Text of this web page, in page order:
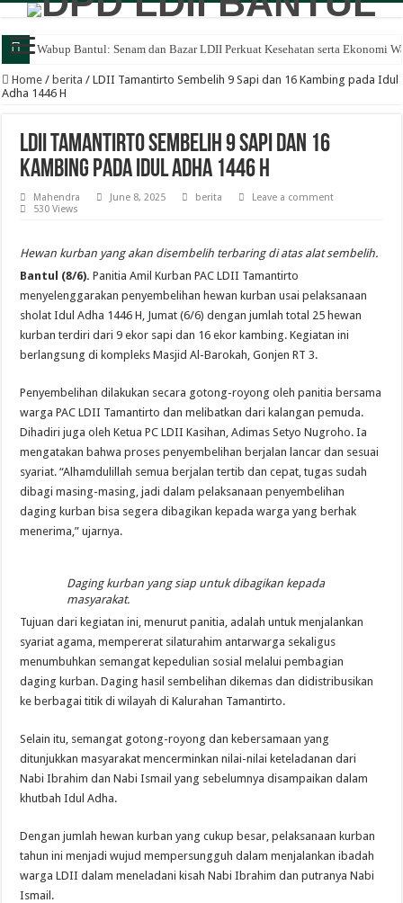
Wabup Bantul: Senam dan Bazar LDII Perkuat Kesehatan serta Ekonomi
Home / berita / LDII Tamantirto Sembelih 9 Sapi dan 16 Kambing pada Idul
Adha 1446 H
LDII Tamantirto Sembelih 9 Sapi dan 16
Kambing pada Idul Adha 1446 H
Mahendra June 8, 2025 berita
Leave a comment
530 Views
Hewan kurban yang akan disembelih terbaring di atas alat sembelih.
Bantul (8/6). Panitia Amil Kurban PAC LDII Tamantirto
menyelenggarakan penyembelihan hewan kurban usai pelaksanaan
sholat Idul Adha 1446 H, Jumat (6/6) dengan jumlah total 25 hewan
kurban terdiri dari 9 ekor sapi dan 16 ekor kambing. Kegiatan ini
berlangsung di kompleks Masjid Al-Barokah, Gonjen RT 3.
Penyembelihan dilakukan secara gotong-royong oleh panitia bersama
warga PAC LDII Tamantirto dan melibatkan dari kalangan pemuda.
Dihadiri juga oleh Ketua PC LDII Kasihan, Adimas Setyo Nugroho. Ia
mengatakan bahwa proses penyembelihan berjalan lancar dan sesuai
syariat. “Alhamdulillah semua berjalan tertib dan cepat, tugas sudah
dibagi masing-masing, jadi dalam pelaksanaan penyembelihan
daging kurban bisa segera dibagikan kepada warga yang berhak
menerima,” ujarnya.
Daging kurban yang siap untuk dibagikan kepada
masyarakat.
Tujuan dari kegiatan ini, menurut panitia, adalah untuk menjalankan
syariat agama, mempererat silaturahim antarwarga sekaligus
menumbuhkan semangat kepedulian sosial melalui pembagian
daging kurban. Daging hasil sembelihan dikemas dan didistribusikan
ke berbagai titik di wilayah di Kalurahan Tamantirto.
Selain itu, semangat gotong-royong dan kebersamaan yang
ditunjukkan masyarakat mencerminkan nilai-nilai keteladanan dari
Nabi Ibrahim dan Nabi Ismail yang sebelumnya disampaikan dalam
khutbah Idul Adha.
Dengan jumlah hewan kurban yang cukup besar, pelaksanaan kurban
tahun ini menjadi wujud mempersungguh dalam menjalankan ibadah
warga LDII dalam meneladani kisah Nabi Ibrahim dan putranya Nabi
Ismail.